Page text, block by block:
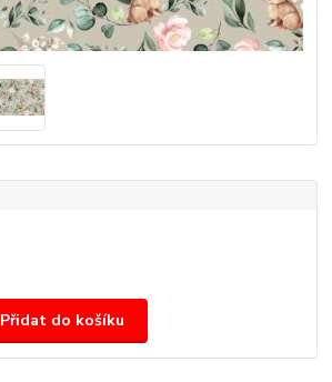
Přidat do košíku